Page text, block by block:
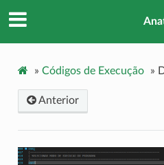
» Códigos de Execução »
Anterior